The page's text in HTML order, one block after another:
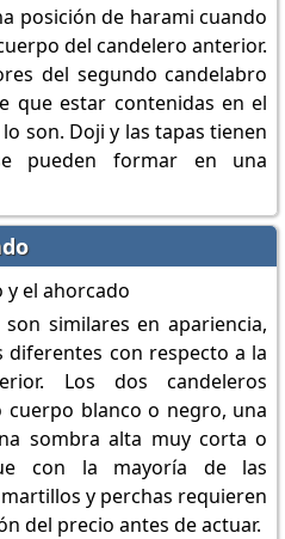
posición de harami cuando
del candelero anterior.
del segundo candelabro
que estar contenidas en el
son. Doji y las tapas tienen
pueden formar en una
similares en apariencia,
diferentes con respecto a la
Los dos candeleros
blanco o negro, una
sombra alta muy corta o
con la mayoría de las
y perchas requieren
del precio antes de actuar.